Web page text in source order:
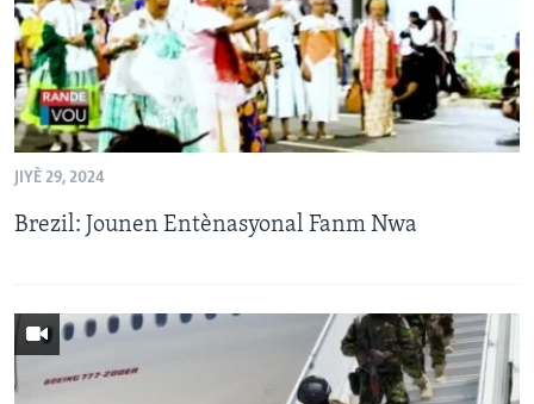
JIYÈ 29, 2024
Brezil: Jounen Entènasyonal Fanm Nwa